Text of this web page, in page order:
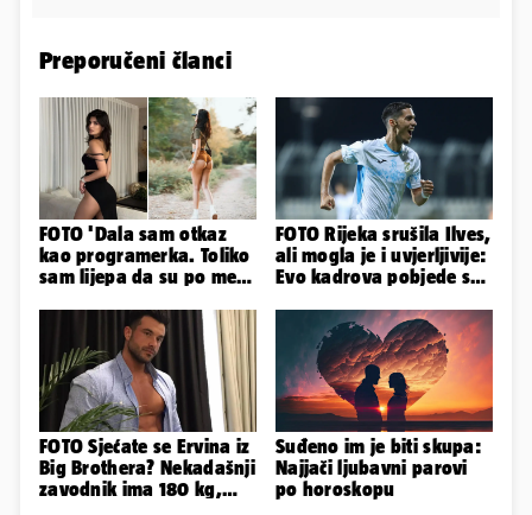
Preporučeni članci
FOTO 'Dala sam otkaz
kao programerka. Toliko
sam lijepa da su po meni
FOTO Rijeka srušila Ilves,
ali mogla je i uvjerljivije:
Evo kadrova pobjede s
FOTO Sjećate se Ervina iz
Big Brothera? Nekadašnji
zavodnik ima 180 kg,
Suđeno im je biti skupa:
Najjači ljubavni parovi
po horoskopu